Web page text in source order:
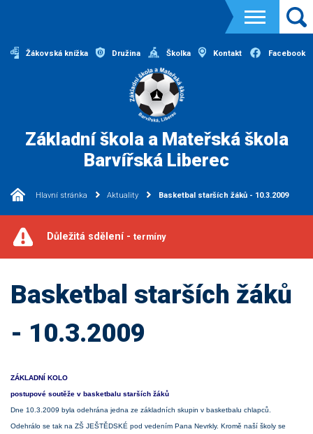
Žákovská knížka Družina Školka Kontakt Facebook
Základní škola a Mateřská škola
Barvířská Liberec
Hlavní stránka Aktuality Basketbal starších žáků - 10.3.2009
Důležitá sdělení - termíny
Basketbal starších žáků
- 10.3.2009
ZÁKLADNÍ KOLO
postupové soutěže v basketbalu starších žáků
Dne 10.3.2009 byla odehrána jedna ze základních skupin v basketbalu chlapců.
Odehrálo se tak na ZŠ JEŠTĚDSKÉ pod vedením Pana Nevrkly. Kromě naší školy se